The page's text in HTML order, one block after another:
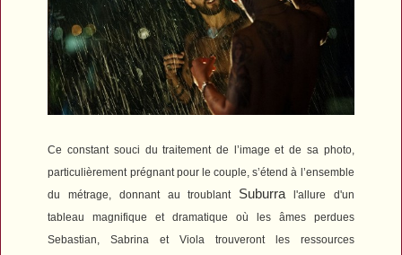
Ce constant souci du traitement de l’image et de sa photo,
particulièrement prégnant pour le couple, s’étend à l’ensemble
du métrage, donnant au troublant Suburral'allure d'un
tableau magnifique et dramatique où les âmes perdues
Sebastian, Sabrina et Viola trouveront les ressources